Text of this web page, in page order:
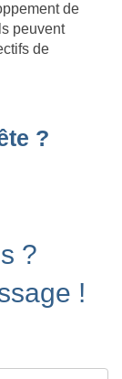
de
peuvent
de
?
?
!